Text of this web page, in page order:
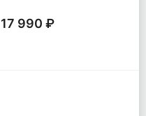
17 990 ₽